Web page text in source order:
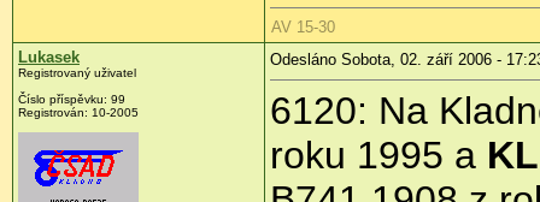
AV 15-30
Lukasek
Registrovaný uživatel
Číslo příspěvku: 99
Registrován: 10-2005
Odesláno Sobota, 02. září 2006 -
6120: Na
roku 1995 a